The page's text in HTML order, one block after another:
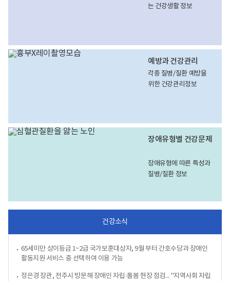
는 건강생활 정보
예방과 건강관리
각종 질병/질환 예방을
위한 건강관리정보
장애유형별 건강문제
장애유형에 따른 특성과
질병/질환 정보
건강소식
65세미만 상이등급 1~2급 국가보훈대상자, 9월 부터 간호수당과 장애인
활동지원 서비스 중 선택하여 이용 가능
정은경 장관, 전주시 방문해 장애인 자립·돌봄 현장 점검... "지역사회 자립